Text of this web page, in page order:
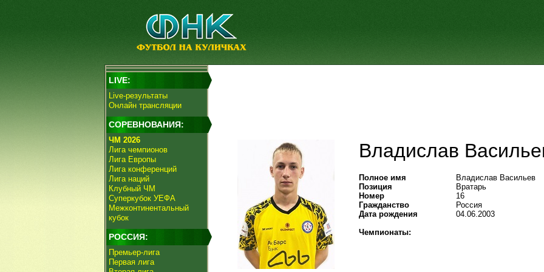
LIVE:
Live-результаты
Онлайн трансляции
СОРЕВНОВАНИЯ:
ЧМ 2026
Лига чемпионов
Лига Европы
Лига конференций
Лига наций
Клубный ЧМ
Суперкубок УЕФА
Межконтинентальный
кубок
РОССИЯ:
Премьер-лига
Первая лига
Владислав
Полное имя
Владислав Васильев
Позиция
Вратарь
Номер
16
Гражданство
Россия
Дата рождения
04.06.2003
Чемпионаты: